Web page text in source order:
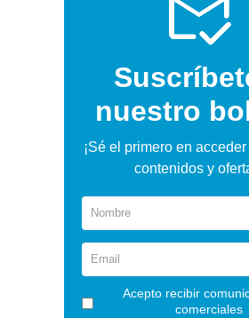
nuestro
¡Sé el primero en
contenidos y
Acepto recibir
comerciales